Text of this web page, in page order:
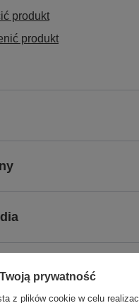
produkt
produkt
prywatność
z plików cookie w celu